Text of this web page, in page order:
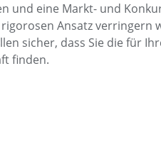
und eine Markt- und
Ansatz verringern
sicher, dass Sie die für
finden.